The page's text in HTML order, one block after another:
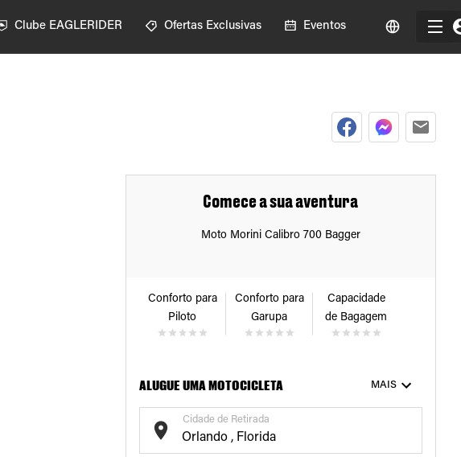
Clube EAGLERIDER Ofertas Exclusivas Eventos
Comece a sua aventura
Moto Morini Calibro 700 Bagger
Conforto para
Piloto
Conforto para
Garupa
Capacidade
de Bagagem
ALUGUE UMA MOTOCICLETA MAIS
Cidade de Retirada